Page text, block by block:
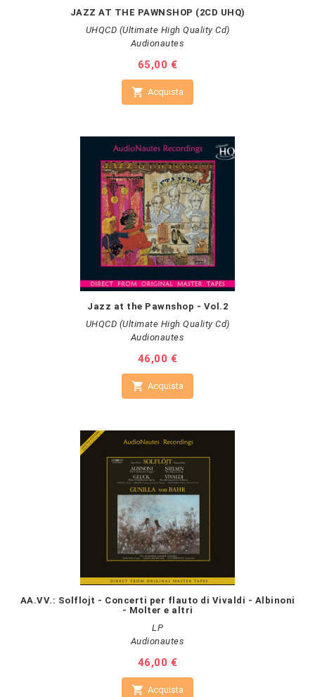
JAZZ AT THE PAWNSHOP (2CD UHQ)
UHQCD (Ultimate High Quality Cd)
Audionautes
Prezzo
65,00 €
 Acquista
Jazz at the Pawnshop - Vol.2
UHQCD (Ultimate High Quality Cd)
Audionautes
Prezzo
46,00 €
 Acquista
AA.VV.: Solflojt - Concerti per flauto di Vivaldi - Albinoni
- Molter e altri
LP
Audionautes
Prezzo
46,00 €
 Acquista